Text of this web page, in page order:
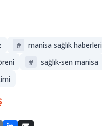
#
manisa sağlık haberleri
#
sağlık-sen manisa